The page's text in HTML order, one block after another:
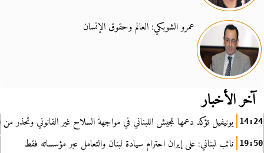
عمرو الشوبكي: العالم وحقوق الإنسان
آخر الأخبار
14:24 يونيفيل تؤكد دعمها للجيش اللبناني في مواجهة السلاح غير القانوني وتحذر من
19:50 نائب لبناني: على إيران احترام سيادة لبنان والتعامل عبر مؤسساته فقط